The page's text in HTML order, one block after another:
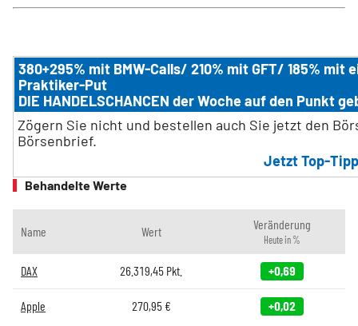
380+295% mit BMW-Calls/ 210% mit GFT/ 185% mit
Praktiker-Put
DIE HANDELSCHANCEN der Woche auf den Punkt
Zögern Sie nicht und bestellen auch Sie jetzt den
Börsenbrief.
Jetzt Top-
Behandelte Werte
Name Wert Veränderung
Heute in %
DAX 26.319,45 Pkt. +0,69
Apple 270,95€ +0,02